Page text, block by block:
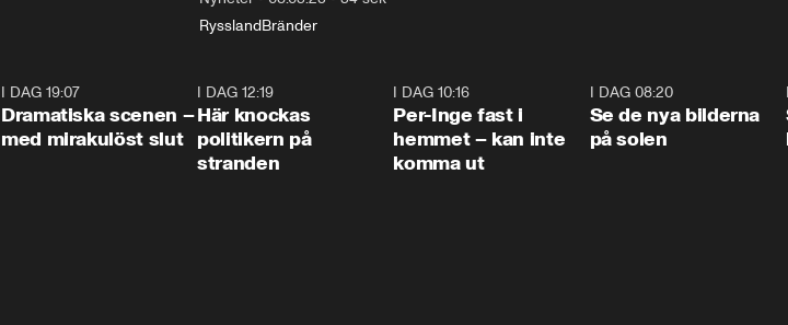
RysslandBränder
I DAG 19:07
Dramatiska scenen –
med mirakulöst slut
I DAG 12:19
Här knockas
politikern på
stranden
I DAG 10:16
Per-Inge fast i
hemmet – kan inte
komma ut
I DAG 08:20
Se de nya bilderna
på solen